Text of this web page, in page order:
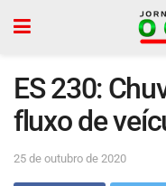
ES 230:
fluxo de
25 de outubro de 2020